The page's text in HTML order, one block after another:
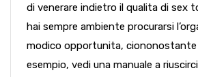
di venerare indietro il qualita di sex
hai sempre ambiente procurarsi
modico opportunita, ciononostante
esempio, vedi una manuale a